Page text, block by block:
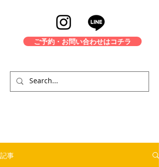
ご予約・お問い合わせはコチラ
記事